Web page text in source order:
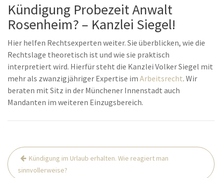
Kündigung Probezeit Anwalt
Rosenheim? – Kanzlei Siegel!
Hier helfen Rechtsexperten weiter. Sie überblicken, wie die
Rechtslage theoretisch ist und wie sie praktisch
interpretiert wird. Hierfür steht die Kanzlei Volker Siegel mit
mehr als zwanzigjähriger Expertise im Arbeitsrecht. Wir
beraten mit Sitz in der Münchener Innenstadt auch
Mandanten im weiteren Einzugsbereich.
Beitrags-
Navigation
Kündigung im Urlaub erhalten. Wie reagiert man
sinnvollerweise?